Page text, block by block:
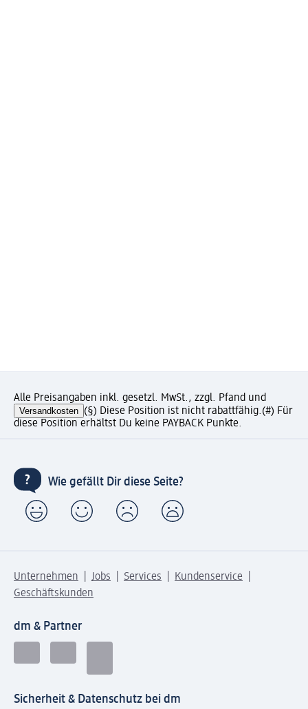
Alle Preisangaben inkl. gesetzl. MwSt., zzgl. Pfand und
Versandkosten (§) Diese Position ist nicht rabattfähig.(#) Für
diese Position erhältst Du keine PAYBACK Punkte.
Wie gefällt Dir diese Seite?
Unternehmen Jobs Services
Kundenservice
Geschäftskunden
dm & Partner
Sicherheit & Datenschutz bei dm